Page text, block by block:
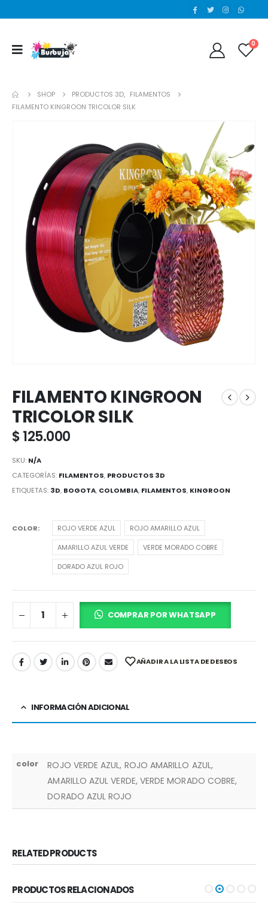
0
SHOP PRODUCTOS 3D, FILAMENTOS
FILAMENTO KINGROON TRICOLOR SILK
FILAMENTO KINGROON
TRICOLOR SILK
$125.000
SKU: N/A
CATEGORÍAS: FILAMENTOS, PRODUCTOS 3D
ETIQUETAS: 3D, BOGOTA, COLOMBIA, FILAMENTOS, KINGROON
COLOR ROJO VERDE AZUL
ROJO AMARILLO AZUL
AMARILLO AZUL VERDE
VERDE MORADO COBRE
DORADO AZUL ROJO
COMPRAR POR WHATSAPP
AÑADIR A LA LISTA DE DESEOS
INFORMACIÓN ADICIONAL
color
ROJO VERDE AZUL, ROJO AMARILLO AZUL,
AMARILLO AZUL VERDE, VERDE MORADO COBRE,
DORADO AZUL ROJO
RELATED PRODUCTS
PRODUCTOS RELACIONADOS